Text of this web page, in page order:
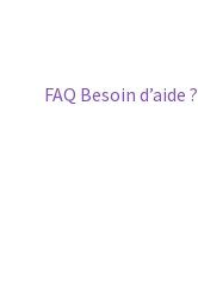
Article
FAQ Besoin d’aide ?